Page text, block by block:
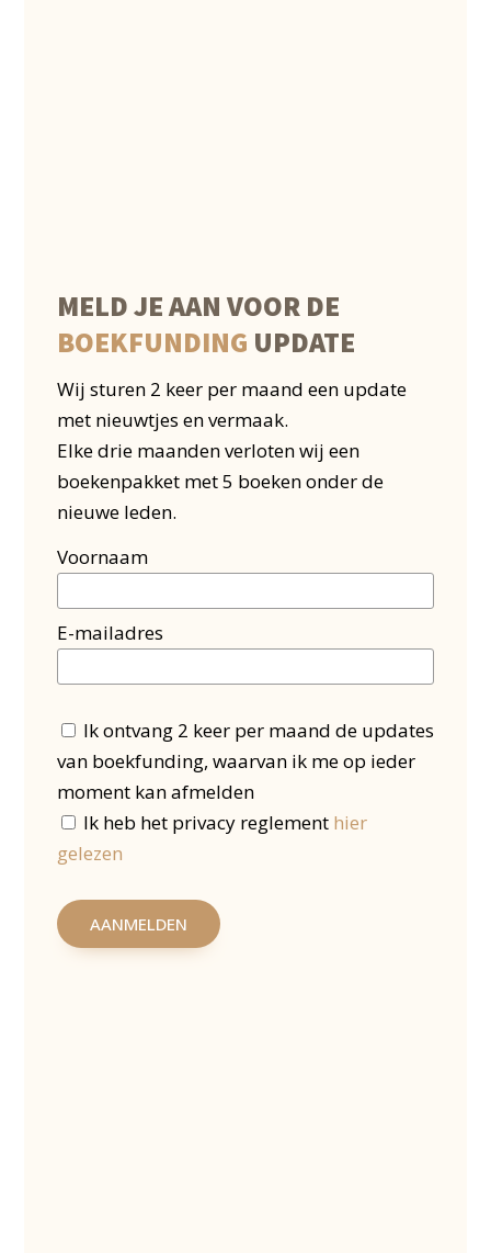
MELD JE AAN VOOR DE
BOEKFUNDING UPDATE
Wij sturen 2 keer per maand een update
met nieuwtjes en vermaak.
Elke drie maanden verloten wij een
boekenpakket met 5 boeken onder de
nieuwe leden.
Voornaam
E-mailadres
Ik ontvang 2 keer per maand de updates
van boekfunding, waarvan ik me op ieder
moment kan afmelden
Ik heb het privacy reglement hier
gelezen